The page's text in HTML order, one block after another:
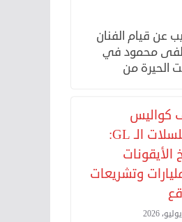
عن قيام الفنان
محمود في
الحيرة من
كواليس
مسلسلات الـ GL:
الأيقونات
وتشريعات